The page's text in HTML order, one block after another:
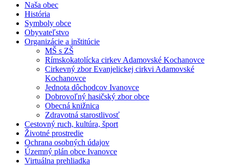
Naša obec
História
Symboly obce
Obyvateľstvo
Organizácie a inštitúcie
MŠ s ZŠ
Rímskokatolícka cirkev Adamovské Kochanovce
Cirkevný zbor Evanjelickej cirkvi Adamovské
Kochanovce
Jednota dôchodcov Ivanovce
Dobrovoľný hasičský zbor obce
Obecná knižnica
Zdravotná starostlivosť
Cestovný ruch, kultúra, šport
Životné prostredie
Ochrana osobných údajov
Územný plán obce Ivanovce
Virtuálna prehliadka